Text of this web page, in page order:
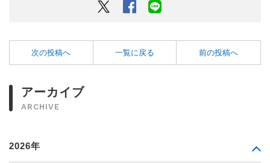
Twitter Facebook
次の投稿へ 一覧に戻る 前の投稿へ
アーカイブ
ARCHIVE
2026年